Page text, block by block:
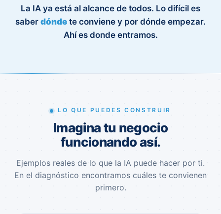
La IA ya está al alcance de todos. Lo difícil es
saber dónde te conviene y por dónde empezar.
Ahí es donde entramos.
LO QUE PUEDES CONSTRUIR
Imagina tu negocio
funcionando así.
Ejemplos reales de lo que la IA puede hacer por ti.
En el diagnóstico encontramos cuáles te convienen
primero.